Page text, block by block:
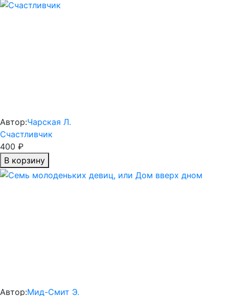
Автор:Чарская Л.
Счастливчик
400 ₽
В корзину
Автор:Мид-Смит Э.